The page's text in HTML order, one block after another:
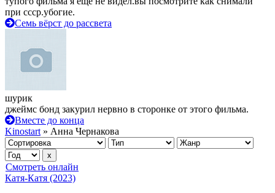
при ссср.убогие.
Семь вёрст до рассвета
шурик
джеймс бонд закурил нервно в сторонке от этого фильма.
Вместе до конца
Kinostart » Анна Чернакова
Смотреть онлайн
Катя-Катя (2023)